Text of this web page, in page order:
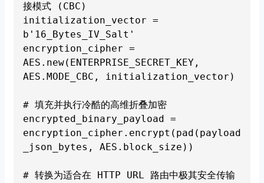
接模式 (CBC)
initialization_vector =
b'16_Bytes_IV_Salt'
encryption_cipher =
AES.new(ENTERPRISE_SECRET_KEY,
AES.MODE_CBC, initialization_vector)
# 填充并执行冷酷的高维折叠加密
encrypted_binary_payload =
encryption_cipher.encrypt(pad(payload
_json_bytes, AES.block_size))
# 转换为适合在 HTTP URL 路由中极其安全传输